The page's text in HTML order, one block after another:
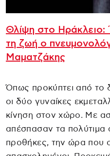
Θλίψη στο
τη ζωή ο
Μαματζάκης
Όπως προκύπτει από το
οι δύο γυναίκες
κίνηση στον χώρο. Με
απέσπασαν τα πολύτιμα
προθήκες, την ώρα που